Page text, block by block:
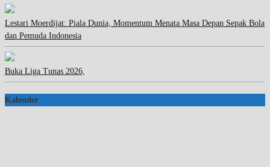
Lestari Moerdijat: Piala Dunia, Momentum Menata Masa Depan Sepak Bola
dan Pemuda Indonesia
Buka Liga Tunas 2026,
Kalender